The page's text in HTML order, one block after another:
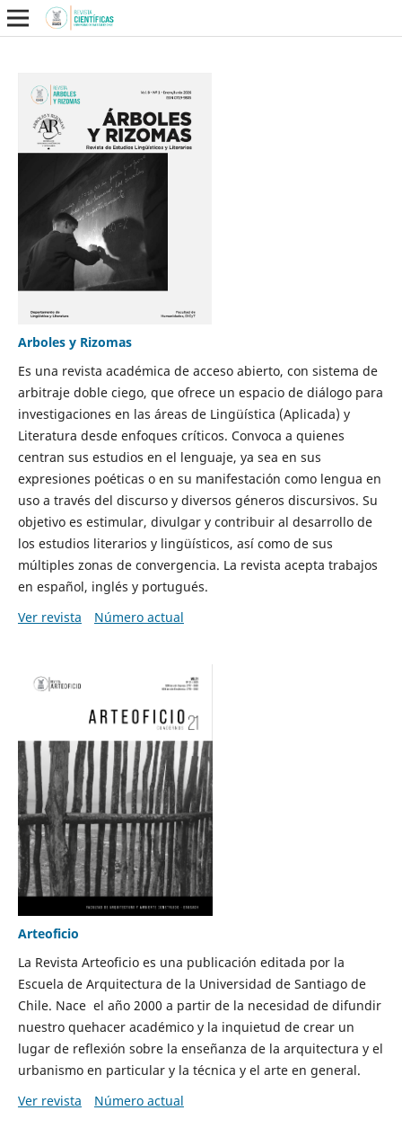
Arboles y Rizomas
Es una revista académica de acceso abierto, con sistema de
arbitraje doble ciego, que ofrece un espacio de diálogo para
investigaciones en las áreas de Lingüística (Aplicada) y
Literatura desde enfoques críticos. Convoca a quienes
centran sus estudios en el lenguaje, ya sea en sus
expresiones poéticas o en su manifestación como lengua en
uso a través del discurso y diversos géneros discursivos. Su
objetivo es estimular, divulgar y contribuir al desarrollo de
los estudios literarios y lingüísticos, así como de sus
múltiples zonas de convergencia. La revista acepta trabajos
en español, inglés y portugués.
Ver revista
Número actual
Arteoficio
La Revista Arteoficio es una publicación editada por la
Escuela de Arquitectura de la Universidad de Santiago de
Chile. Nace el año 2000 a partir de la necesidad de difundir
nuestro quehacer académico y la inquietud de crear un
lugar de reflexión sobre la enseñanza de la arquitectura y el
urbanismo en particular y la técnica y el arte en general.
Ver revista
Número actual